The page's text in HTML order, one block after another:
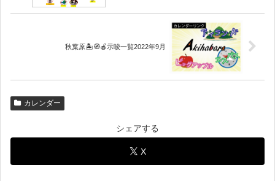
秋葉原🏝🧭🍎示唆一覧2022年9月
カレンダー
シェアする
X